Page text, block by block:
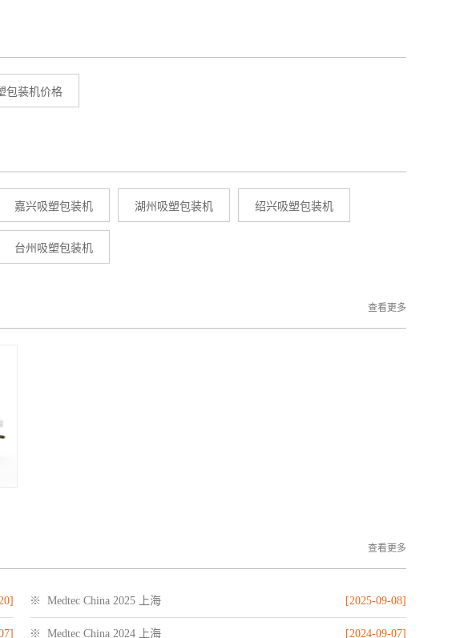
包装机价格
嘉兴吸塑包装机 湖州吸塑包装机 绍兴吸塑包装机
台州吸塑包装机
查看更多
查看更多
※ Medtec China 2025 上海 [2025-09-08]
※ Medtec China 2024 上海 [2024-09-07]